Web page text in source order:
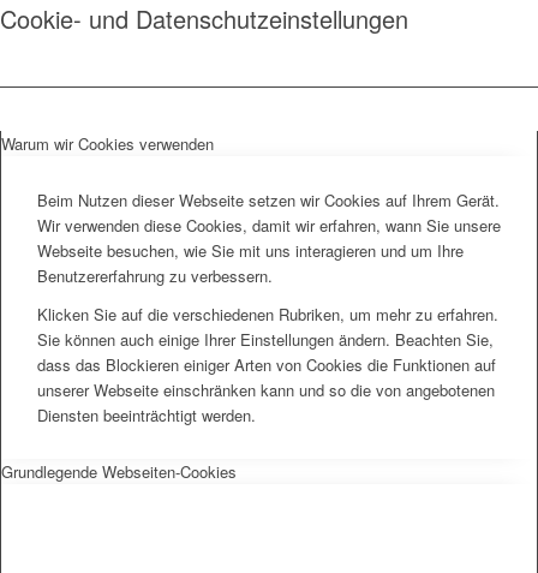
Cookie- und Datenschutzeinstellungen
Warum wir Cookies verwenden
Beim Nutzen dieser Webseite setzen wir Cookies auf Ihrem Gerät.
Wir verwenden diese Cookies, damit wir erfahren, wann Sie unsere
Webseite besuchen, wie Sie mit uns interagieren und um Ihre
Benutzererfahrung zu verbessern.
Klicken Sie auf die verschiedenen Rubriken, um mehr zu erfahren.
Sie können auch einige Ihrer Einstellungen ändern. Beachten Sie,
dass das Blockieren einiger Arten von Cookies die Funktionen auf
unserer Webseite einschränken kann und so die von angebotenen
Diensten beeinträchtigt werden.
Grundlegende Webseiten-Cookies